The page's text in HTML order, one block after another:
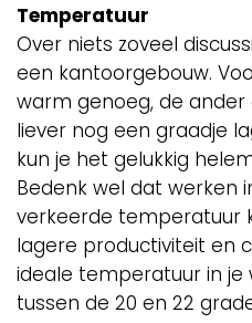
Temperatuur
Over niets zoveel
een kantoorgebouw.
warm genoeg, de
liever nog een graadje
kun je het gelukkig
Bedenk wel dat werken
verkeerde temperatuur
lagere productiviteit en
ideale temperatuur in
tussen de 20 en 22